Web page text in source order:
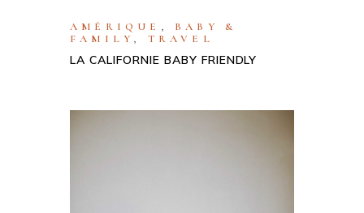
AMÉRIQUE , BABY &
FAMILY , TRAVEL
LA CALIFORNIE BABY FRIENDLY